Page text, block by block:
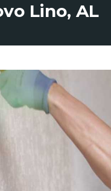
Lino, AL